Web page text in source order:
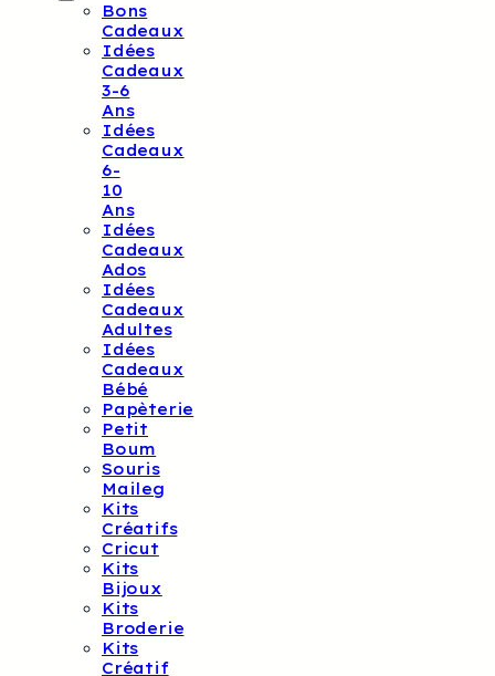
Bons
Cadeaux
Idées
Cadeaux
3-6
Ans
Idées
Cadeaux
6-
10
Ans
Idées
Cadeaux
Ados
Idées
Cadeaux
Adultes
Idées
Cadeaux
Bébé
Papèterie
Petit
Boum
Souris
Maileg
Kits
Créatifs
Cricut
Kits
Bijoux
Kits
Broderie
Kits
Créatif